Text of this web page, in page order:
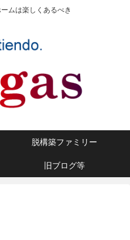
ムは楽しくあるべき
脱構築ファミリー
旧ブログ等